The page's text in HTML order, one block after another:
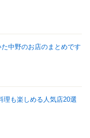
中野のお店のまとめです
理も楽しめる人気店20選